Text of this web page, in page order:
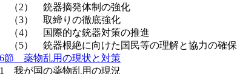
2） 銃器摘発体制の強化
3） 取締りの徹底強化
4） 国際的な銃器対策の推進
5） 銃器根絶に向けた国民等の理解と協力の確保
節 薬物乱用の現状と対策
我が国の薬物乱用の現況